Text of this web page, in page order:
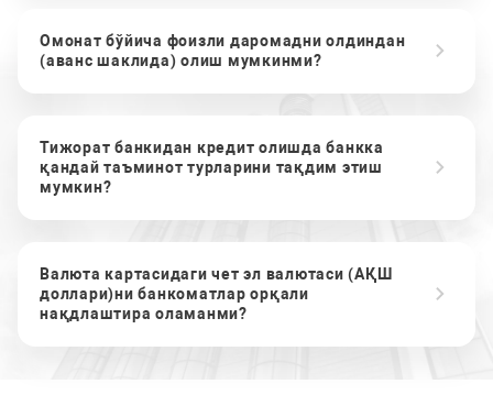
Омонат бўйича фоизли даромадни олдиндан
(аванс шаклида) олиш мумкинми?
Тижорат банкидан кредит олишда банкка
қандай таъминот турларини тақдим этиш
мумкин?
Валюта картасидаги чет эл валютаси (АҚШ
доллари)ни банкоматлар орқали
нақдлаштира оламанми?